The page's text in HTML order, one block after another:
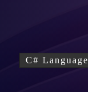
C# Language